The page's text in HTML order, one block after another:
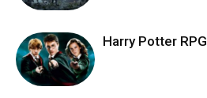
Harry Potter